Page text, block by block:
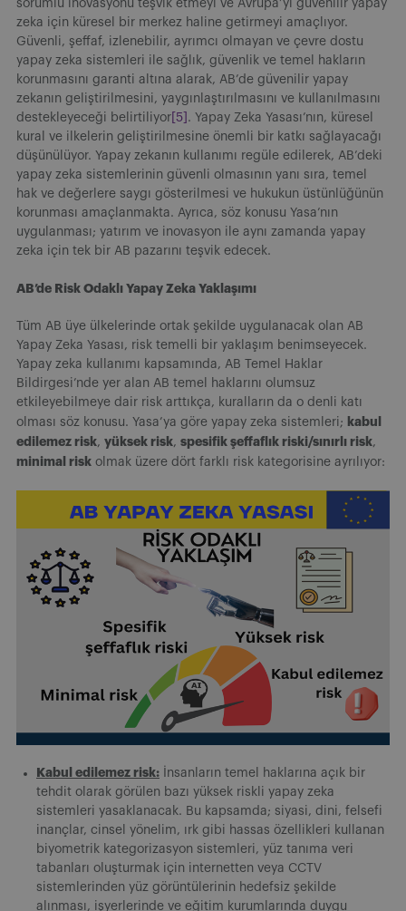
sorumlu inovasyonu teşvik etmeyi ve Avrupa’yı güvenilir yapay
zeka için küresel bir merkez haline getirmeyi amaçlıyor.
Güvenli, şeffaf, izlenebilir, ayrımcı olmayan ve çevre dostu
yapay zeka sistemleri ile sağlık, güvenlik ve temel hakların
korunmasını garanti altına alarak, AB’de güvenilir yapay
zekanın geliştirilmesini, yaygınlaştırılmasını ve kullanılmasını
destekleyeceği belirtiliyor [5] . Yapay Zeka Yasası’nın, küresel
kural ve ilkelerin geliştirilmesine önemli bir katkı sağlayacağı
düşünülüyor. Yapay zekanın kullanımı regüle edilerek, AB’deki
yapay zeka sistemlerinin güvenli olmasının yanı sıra, temel
hak ve değerlere saygı gösterilmesi ve hukukun üstünlüğünün
korunması amaçlanmakta. Ayrıca, söz konusu Yasa’nın
uygulanması; yatırım ve inovasyon ile aynı zamanda yapay
zeka için tek bir AB pazarını teşvik edecek.
AB’de Risk Odaklı Yapay Zeka Yaklaşımı
Tüm AB üye ülkelerinde ortak şekilde uygulanacak olan AB
Yapay Zeka Yasası, risk temelli bir yaklaşım benimseyecek.
Yapay zeka kullanımı kapsamında, AB Temel Haklar
Bildirgesi’nde yer alan AB temel haklarını olumsuz
etkileyebilmeye dair risk arttıkça, kuralların da o denli katı
olması söz konusu. Yasa’ya göre yapay zeka sistemleri; kabul
edilemez risk, yüksek risk, spesifik şeffaflık riski/sınırlı risk,
minimal risk olmak üzere dört farklı risk kategorisine ayrılıyor:
Kabul edilemez risk: İnsanların temel haklarına açık bir
tehdit olarak görülen bazı yüksek riskli yapay zeka
sistemleri yasaklanacak. Bu kapsamda; siyasi, dini, felsefi
inançlar, cinsel yönelim, ırk gibi hassas özellikleri kullanan
biyometrik kategorizasyon sistemleri, yüz tanıma veri
tabanları oluşturmak için internetten veya CCTV
sistemlerinden yüz görüntülerinin hedefsiz şekilde
alınması, işyerlerinde ve eğitim kurumlarında duygu